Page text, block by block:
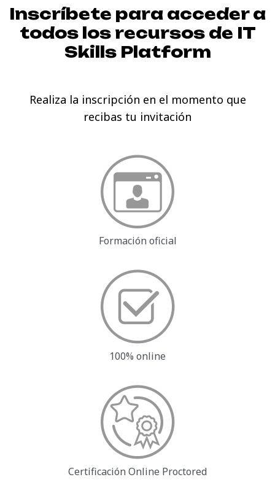
Inscríbete para acceder a
todos los recursos de IT
Skills Platform
Realiza la inscripción en el momento que
recibas tu invitación
Formación oficial
100% online
Certificación Online Proctored